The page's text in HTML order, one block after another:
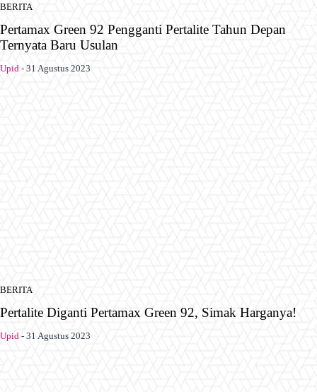
BERITA
Pertamax Green 92 Pengganti Pertalite Tahun Depan
Ternyata Baru Usulan
Upid - 31 Agustus 2023
BERITA
Pertalite Diganti Pertamax Green 92, Simak Harganya!
Upid - 31 Agustus 2023